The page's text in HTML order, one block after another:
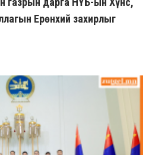
Ерөнхий захирлыг